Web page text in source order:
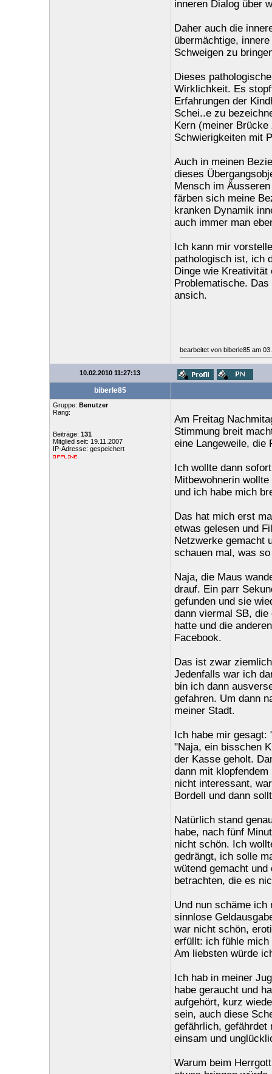
inneren Dialog über
Daher auch die
übermächtige,
Schweigen zu
Dieses
Wirklichkeit. Es
Erfahrungen der
Schei..e zu
Kern (meiner
Schwierigkeiten mit
Auch in meinen
dieses
Mensch im
färben sich meine
kranken Dynamik
auch immer man
Ich kann mir
pathologisch ist, ich
Dinge wie
Problematische.
ansich.
bearbeitet von biberle85 am
10.02.2010 11:27:13
biberle85
Gruppe: Benutzer
Rang:
Beiträge: 131
Mitglied seit: 19.11.2007
IP-Adresse: gespeichert
Am Freitag
Stimmung breit
eine Langeweile, die
Ich wollte dann
Mitbewohnerin
und ich habe mich
Das hat mich erst
etwas gelesen und
Netzwerke gemacht
schauen mal, was
Naja, die Maus
drauf. Ein parr
gefunden und sie
dann viermal SB,
hatte und die
Facebook.
Das ist zwar
Jedenfalls war ich
bin ich dann
gefahren. Um dann
meiner Stadt.
Ich habe mir gesagt:
"Naja, ein bisschen
der Kasse geholt.
dann mit
nicht interessant,
Bordell und dann
Natürlich stand
habe, nach fünf
nicht schön. Ich
gedrängt, ich solle
wütend gemacht
betrachten, die es
Und nun schäme ich
sinnlose
war nicht schön,
erfüllt: ich fühle
Am liebsten würde
Ich hab in meiner
habe geraucht und
aufgehört, kurz
sein, auch diese
gefährlich, gefährdet
einsam und
Warum beim